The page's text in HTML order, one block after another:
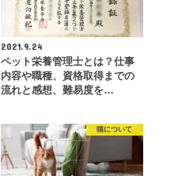
2021.9.24
ペット栄養管理士とは？仕事
内容や職種、資格取得までの
流れと感想、難易度を…
猫について